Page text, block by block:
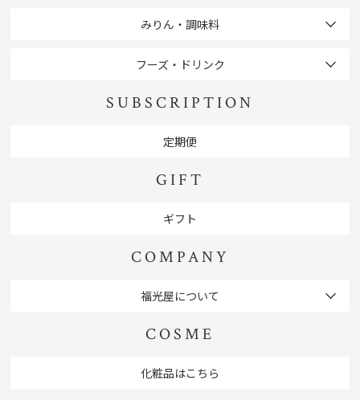
みりん・調味料
フーズ・ドリンク
SUBSCRIPTION
定期便
GIFT
ギフト
COMPANY
福光屋について
COSME
化粧品はこちら